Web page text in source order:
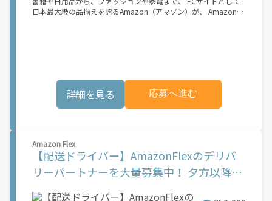
市でのサービス開始に向けた準備を進めており、現在、配達パー
トナー希望者に対してプラットフォームへの事前登録の機会を提
\"\"\"\"\"
日本最大級の品揃えを誇るAmazon（アマゾン）が、 Amazon
ンタル・リースサービスも利用できます！ 【Amazon Flexの魅
力】 ・少ない荷物量から試すこともでき、すぐ、簡単に始められ
る！ ・稼働する日や時間帯を自分で自由に決められるから、スキ
【Amazon Flexの始め方】 使用できる車両をお持ちの場合、必要
なものはたったの6つだけです。 1. スマートフォン 2. 運転免許証
3. 黒ナンバー 4. 最新の車検証 5. 銀行口座 6. 就労資格確認書類
（外国籍の方） ご応募いただいた後、登録手続きをご案内しま
の車両でご登録いただく場合、ご登録者様と車両の所有者様は同
詳細を見る 応募へ進む
Amazon Flex
【配送ドライバー】AmazonFlexのデリバ
リーパートナーを大量募集中！ 夕方以降４
時間程度最大10,000円の報酬も可能!※単発